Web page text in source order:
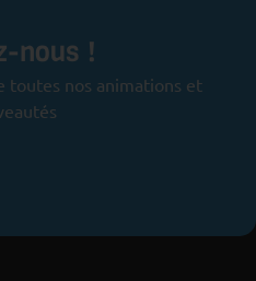
nous !
toutes nos animations et